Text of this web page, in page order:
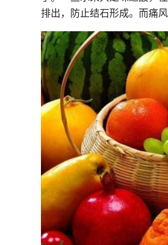
排出，防止结石形成。而痛